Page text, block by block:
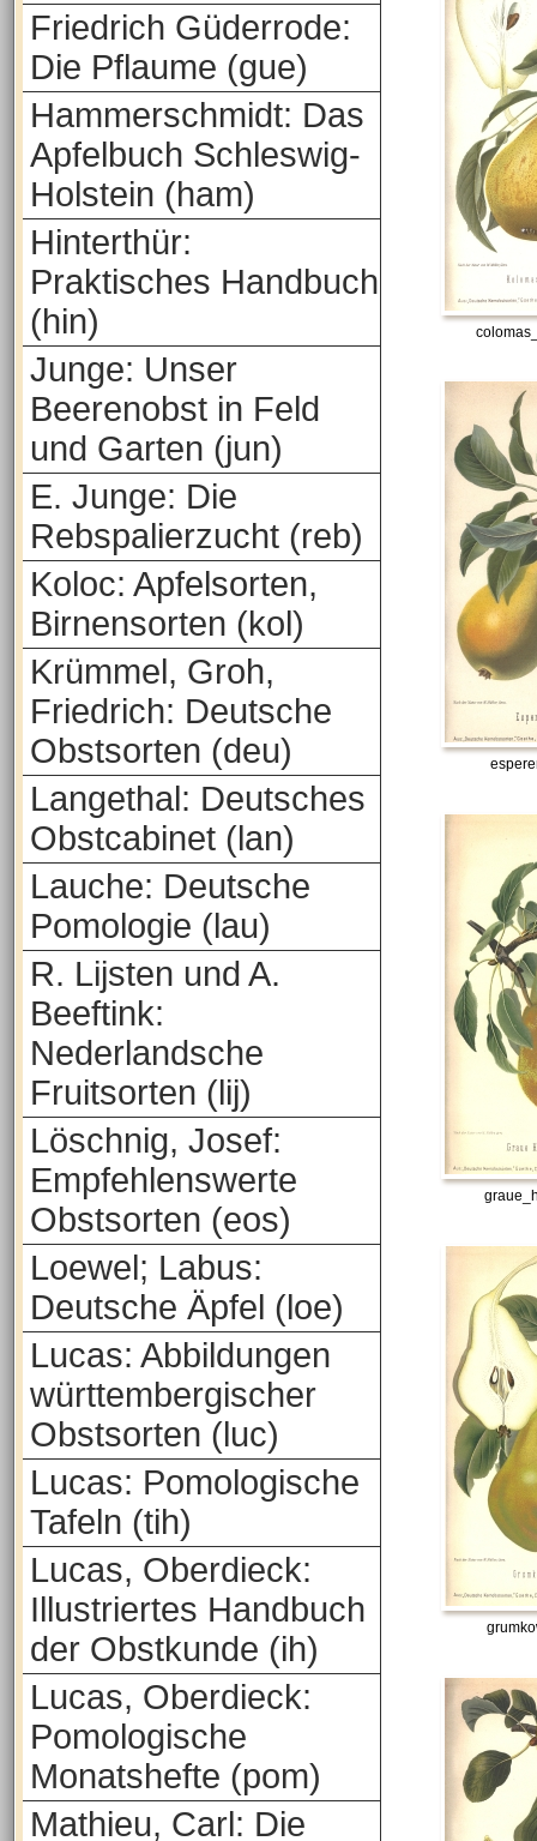
Friedrich Güderrode:
Die Pflaume (gue)
Hammerschmidt: Das
Apfelbuch Schleswig-
Holstein (ham)
Hinterthür:
Praktisches Handbuch
(hin)
Junge: Unser
Beerenobst in Feld
und Garten (jun)
E. Junge: Die
Rebspalierzucht (reb)
Koloc: Apfelsorten,
Birnensorten (kol)
Krümmel, Groh,
Friedrich: Deutsche
Obstsorten (deu)
Langethal: Deutsches
Obstcabinet (lan)
Lauche: Deutsche
Pomologie (lau)
R. Lijsten und A.
Beeftink:
Nederlandsche
Fruitsorten (lij)
Löschnig, Josef:
Empfehlenswerte
Obstsorten (eos)
Loewel; Labus:
Deutsche Äpfel (loe)
Lucas: Abbildungen
württembergischer
Obstsorten (luc)
Lucas: Pomologische
Tafeln (tih)
Lucas, Oberdieck:
Illustriertes Handbuch
der Obstkunde (ih)
Lucas, Oberdieck:
Pomologische
Monatshefte (pom)
Mathieu, Carl: Die